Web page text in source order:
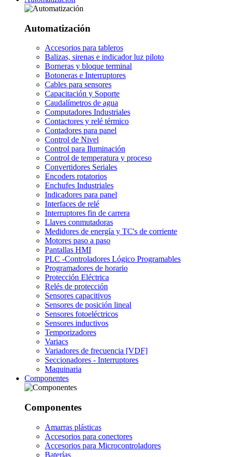
Automatización
Accesorios para tableros
Balizas, sirenas e indicador luz piloto
Borneras y bloque terminal
Botoneras e Interruptores
Cables para sensores
Capacitación y Soporte
Caudalímetros de agua
Computadores Industriales
Contactores y relé térmico
Contadores para panel
Control de Nivel
Control para Iluminación
Control de temperatura y proceso
Convertidores Seriales
Encoders rotatorios
Enchufes Industriales
Indicadores para panel
Interfaces de relé
Interruptores fin de carrera
Llaves conmutadoras
Medidores de energía y TC's de corriente
Motores paso a paso
Pantallas HMI
PLC -Controladores Lógico Programables
Programadores de horario
Protección Eléctrica
Relés de protección
Sensores capacitivos
Sensores de posición lineal
Sensores fotoeléctricos
Sensores inductivos
Temporizadores
Variacs
Variadores de frecuencia [VDF]
Seccionadores - Interruptores
Maquinaria
Componentes
Componentes
Amarras plásticas
Accesorios para conectores
Accesorios para Microcontroladores
Baterías